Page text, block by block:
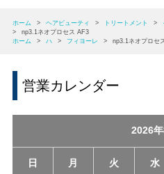
ホーム > ヘアビューティ > トリートメント >
>
np3.1ネオプロセス AF3
ホーム
> ハ > フィヨーレ > np3.1ネオプロセ
営業カレンダー
2026
日 月 火 水